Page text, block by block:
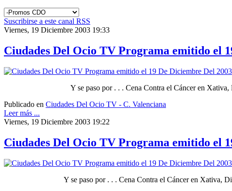
Suscribirse a este canal RSS
Viernes, 19 Diciembre 2003 19:33
Ciudades Del Ocio TV Programa emitido el
Y se paso por . . . Cena Contra el Cáncer en
Publicado en Ciudades Del Ocio TV - C. Valenciana
Leer más ...
Viernes, 19 Diciembre 2003 19:22
Ciudades Del Ocio TV Programa emitido el
Y se paso por . . . Cena Contra el Cáncer en Xativa,